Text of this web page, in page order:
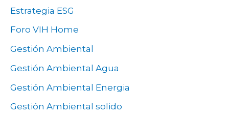
Estrategia ESG
Foro VIH Home
Gestión Ambiental
Gestión Ambiental Agua
Gestión Ambiental Energia
Gestión Ambiental solido